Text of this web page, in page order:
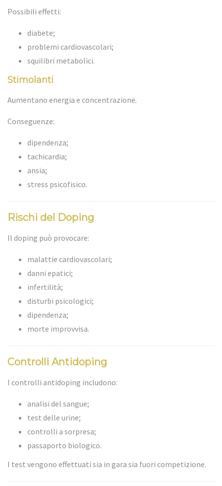
Possibili effetti:
diabete;
problemi cardiovascolari;
squilibri metabolici.
Stimolanti
Aumentano energia e concentrazione.
Conseguenze:
dipendenza;
tachicardia;
ansia;
stress psicofisico.
Rischi del Doping
Il doping può provocare:
malattie cardiovascolari;
danni epatici;
infertilità;
disturbi psicologici;
dipendenza;
morte improvvisa.
Controlli Antidoping
I controlli antidoping includono:
analisi del sangue;
test delle urine;
controlli a sorpresa;
passaporto biologico.
I test vengono effettuati sia in gara sia fuori competizione.